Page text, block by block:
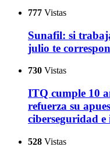
777 Vistas
Sunafil: si
julio te
730 Vistas
ITQ cumple 10
refuerza su
ciberseguridad
528 Vistas